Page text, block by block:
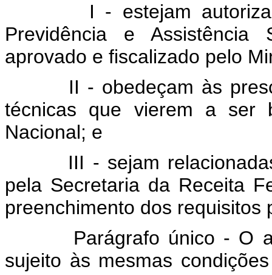
I - estejam
Previdência e
aprovado e fiscalizado pelo
II - obedeçam às
técnicas que vierem a ser
Nacional; e
III - sejam relacionadas
pela Secretaria da Receita
preenchimento dos requisitos
Parágrafo único - O
sujeito às mesmas